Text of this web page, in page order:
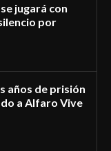
jugará con
por
años de prisión
a Alfaro Vive